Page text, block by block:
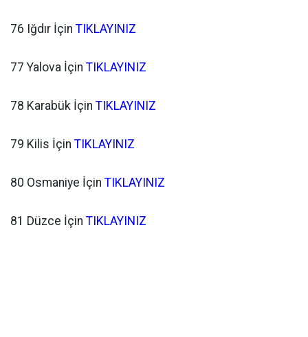
76 Iğdır İçin TIKLAYINIZ
77 Yalova İçin TIKLAYINIZ
78 Karabük İçin TIKLAYINIZ
79 Kilis İçin TIKLAYINIZ
80 Osmaniye İçin TIKLAYINIZ
81 Düzce İçin TIKLAYINIZ